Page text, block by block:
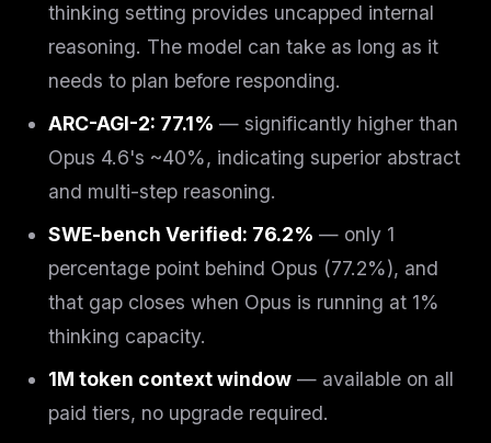
thinking setting provides uncapped internal
reasoning. The model can take as long as it
needs to plan before responding.
ARC-AGI-2: 77.1% — significantly higher than
Opus 4.6's ~40%, indicating superior abstract
and multi-step reasoning.
SWE-bench Verified: 76.2% — only 1
percentage point behind Opus (77.2%), and
that gap closes when Opus is running at 1%
thinking capacity.
1M token context window — available on all
paid tiers, no upgrade required.